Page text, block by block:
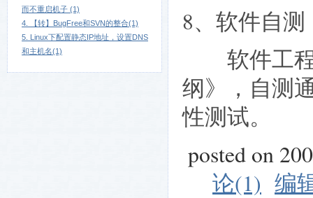
而不重启机子 (1)
4. 【转】BugFree和SVN的整合(1)
5. Linux下配置静态IP地址，设置DNS
和主机名(1)
8、软件自测
软件工程
纲》，自测
性测试。
posted on
论(1) 编